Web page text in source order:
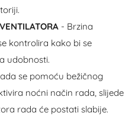
- Brzina
kontrolira kako bi se
udobnosti.
se pomoću bežičnog
noćni način rada, slijede
rada će postati slabije.